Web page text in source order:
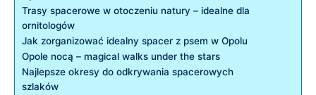
Trasy spacerowe w⁤ otoczeniu natury – idealne dla
ornitologów
Jak zorganizować idealny spacer ⁢z psem w Opolu
Opole nocą – magical walks under the stars
Najlepsze ‍okresy do odkrywania spacerowych
szlaków